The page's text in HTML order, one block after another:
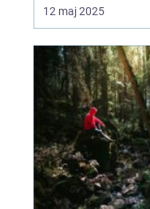
miljontals
glittrande ljus i Las
Vegas till den
spelvärlden online,
bjuder casinon
12 maj 2025